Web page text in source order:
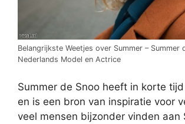
Belangrijkste Weetjes over Summer – Summer
Nederlands Model en Actrice
Summer de Snoo heeft in korte
en is een bron van inspiratie voor
veel mensen bijzonder vinden aan